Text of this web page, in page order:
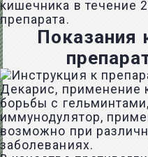
кишечника в течение
препарата.
Показания
Декарис, применение
борьбы с
иммунодулятор,
возможно при
заболеваниях.